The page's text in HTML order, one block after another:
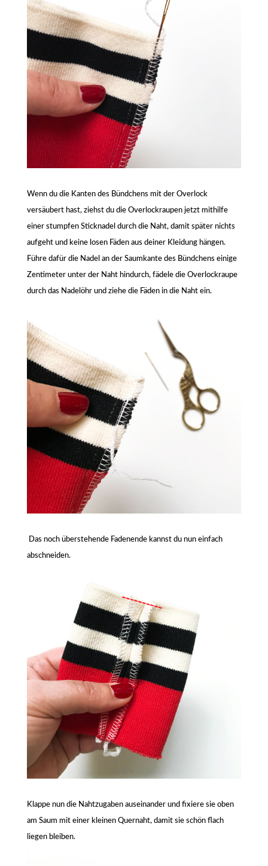
Wenn du die Kanten des Bündchens mit der Overlock
versäubert hast, ziehst du die Overlockraupen jetzt mithilfe
einer stumpfen Sticknadel durch die Naht, damit später nichts
aufgeht und keine losen Fäden aus deiner Kleidung hängen.
Führe dafür die Nadel an der Saumkante des Bündchens einige
Zentimeter unter der Naht hindurch, fädele die Overlockraupe
durch das Nadelöhr und ziehe die Fäden in die Naht ein.
Das noch überstehende Fadenende kannst du nun einfach
abschneiden.
Klappe nun die Nahtzugaben auseinander und fixiere sie oben
am Saum mit einer kleinen Quernaht, damit sie schön flach
liegen bleiben.